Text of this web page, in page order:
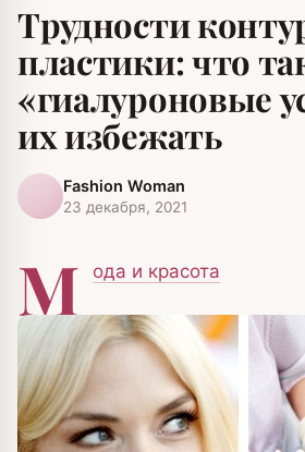
Трудности
пластики: что
«гиалуроновые
их избежать
Fashion Woman
23 декабря, 2021
М ода и красота